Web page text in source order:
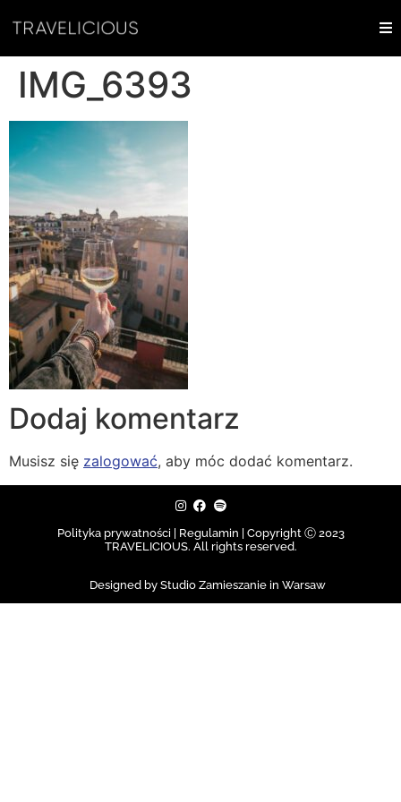
IMG_6393
Dodaj komentarz
Musisz się zalogować, aby móc dodać komentarz.
Polityka prywatności | Regulamin | Copyright Ⓒ 2023
TRAVELICIOUS. All rights reserved.
Designed by Studio Zamieszanie in Warsaw